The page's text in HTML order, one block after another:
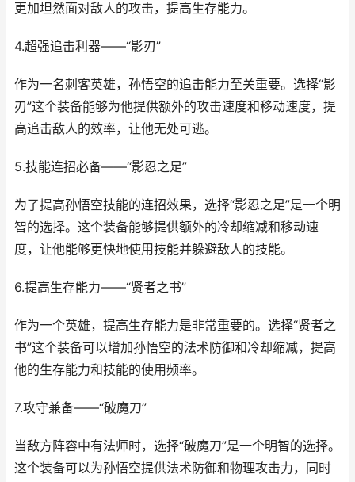
更加坦然面对敌人的攻击，提高生存能力。
4.超强追击利器——“影刃”
作为一名刺客英雄，孙悟空的追击能力至关重要。选择“影
刃”这个装备能够为他提供额外的攻击速度和移动速度，提
高追击敌人的效率，让他无处可逃。
5.技能连招必备——“影忍之足”
为了提高孙悟空技能的连招效果，选择“影忍之足”是一个明
智的选择。这个装备能够提供额外的冷却缩减和移动速
度，让他能够更快地使用技能并躲避敌人的技能。
6.提高生存能力——“贤者之书”
作为一个英雄，提高生存能力是非常重要的。选择“贤者之
书”这个装备可以增加孙悟空的法术防御和冷却缩减，提高
他的生存能力和技能的使用频率。
7.攻守兼备——“破魔刀”
当敌方阵容中有法师时，选择“破魔刀”是一个明智的选择。
这个装备可以为孙悟空提供法术防御和物理攻击力，同时